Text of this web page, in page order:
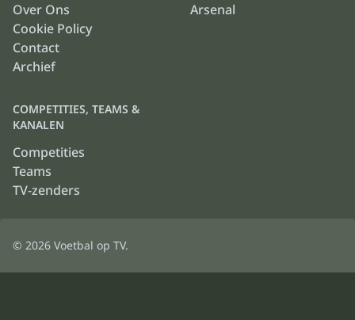
Over Ons
Cookie Policy
Contact
Archief
Arsenal
COMPETITIES, TEAMS &
KANALEN
Competities
Teams
TV-zenders
© 2026 Voetbal op TV.